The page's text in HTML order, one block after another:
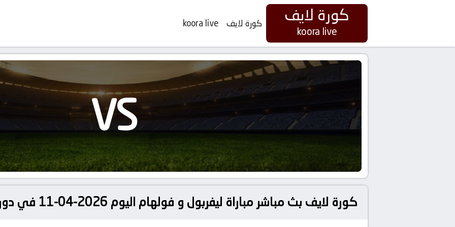
كورة لايف
koora live
كورة لايف koora live
VS
كورة لايف بث مباشر مباراة ليفربول و فولهام اليوم 2026-04-11 في دوري إنجلترا, الدوري الإنجليزي